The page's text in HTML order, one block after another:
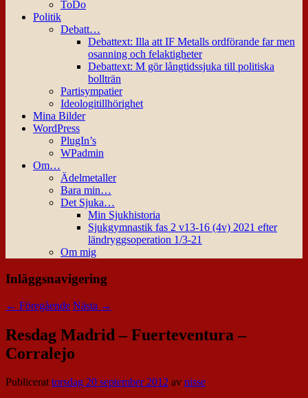
ToDo
Politik
Debatt…
Debattext: Illa att IF Metalls ordförande far men
osanning och felaktigheter
Debattext: M gör långtidssjuka till politiska
bollträn
Partisympatier
Ideologitillhörighet
Mina Bilder
WordPress
PlugIn’s
WPadmin
Om…
Ädelmetaller
Bara min…
Det Sjuka…
Min Sjukhistoria
Sjukgymnastik fas 2 v13-16 (4v) 2021 efter
ländryggsoperation 1/3-21
Om mig
Inläggsnavigering
← Föregående Nästa →
Resdag Madrid – Fuerteventura –
Corralejo
Publicerattorsdag 20 september 2012 av nisse